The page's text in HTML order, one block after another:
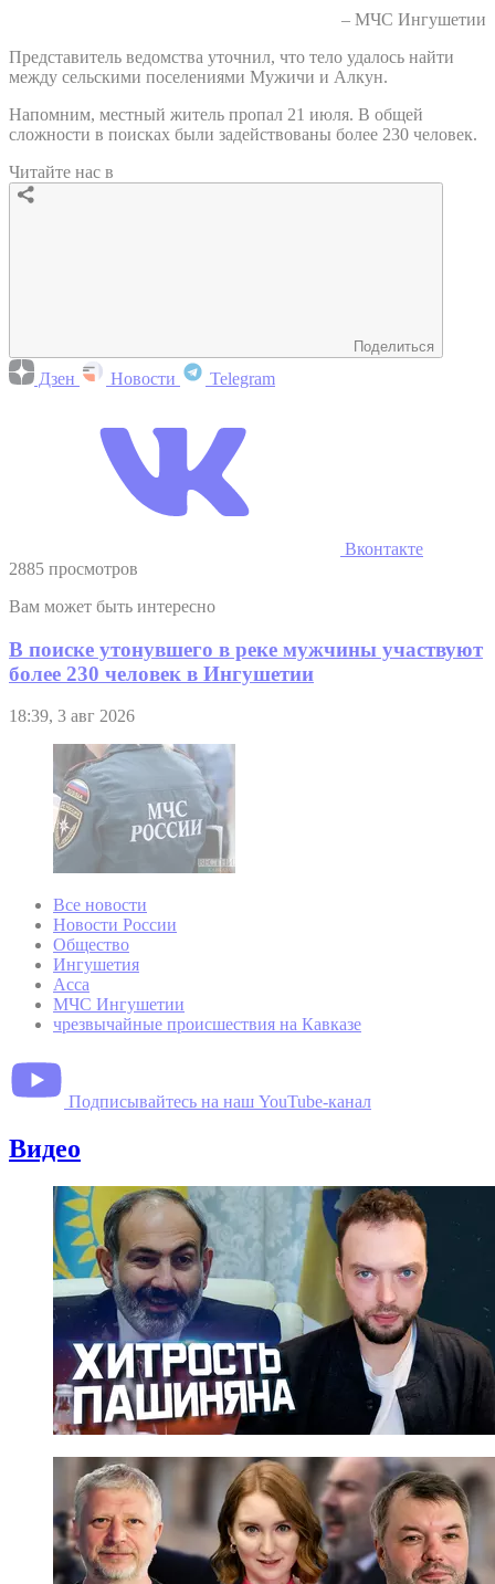
– МЧС Ингушетии
Представитель ведомства уточнил, что тело удалось найти
между сельскими поселениями Мужичи и Алкун.
Напомним, местный житель пропал 21 июля. В общей
сложности в поисках были задействованы более 230 человек.
Читайте нас в
Поделиться
Дзен Новости Telegram
Вконтакте
2885 просмотров
Вам может быть интересно
В поиске утонувшего в реке мужчины участвуют
более 230 человек в Ингушетии
18:39, 3 авг 2026
Все новости
Новости России
Общество
Ингушетия
Асса
МЧС Ингушетии
чрезвычайные происшествия на Кавказе
Подписывайтесь на наш YouTube-канал
Видео